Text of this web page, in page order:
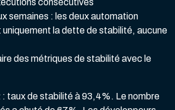
consécutives
semaines : les deux automation
la dette de stabilité, aucune
des métriques de stabilité avec le
: taux de stabilité à 93,4%. Le nombre